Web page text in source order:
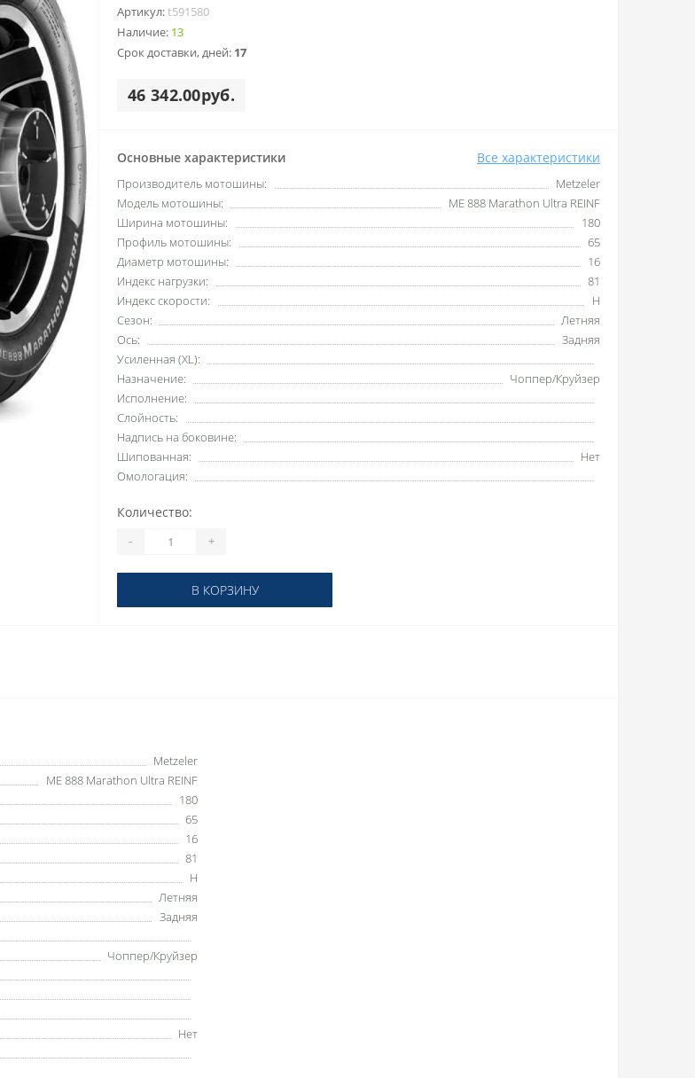
Артикул:t591580
Наличие: 13
Срок доставки, дней: 17
46 342.00руб.
Основные характеристики Все характеристики
Производитель мотошины:
Metzeler
Модель мотошины:
ME 888 Marathon Ultra REINF
Ширина мотошины:
180
Профиль мотошины:
65
Диаметр мотошины:
16
Индекс нагрузки:
81
Индекс скорости:
H
Сезон:
Летняя
Ось:
Задняя
Усиленная (XL):
Назначение:
Чоппер/Круйзер
Исполнение:
Слойность:
Надпись на боковине:
Шипованная:
Нет
Омологация:
Количество:
- +
В КОРЗИНУ
Metzeler
ME 888 Marathon Ultra REINF
180
65
16
81
H
Летняя
Задняя
Чоппер/Круйзер
Нет